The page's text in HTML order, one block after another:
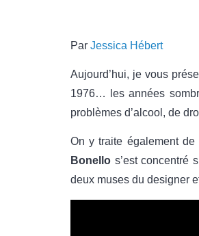
Par Jessica Hébert
Aujourd’hui, je vous
1976… les années
problèmes d’alcool, de
On y traite également
Bonello s’est concentré
deux muses du designer